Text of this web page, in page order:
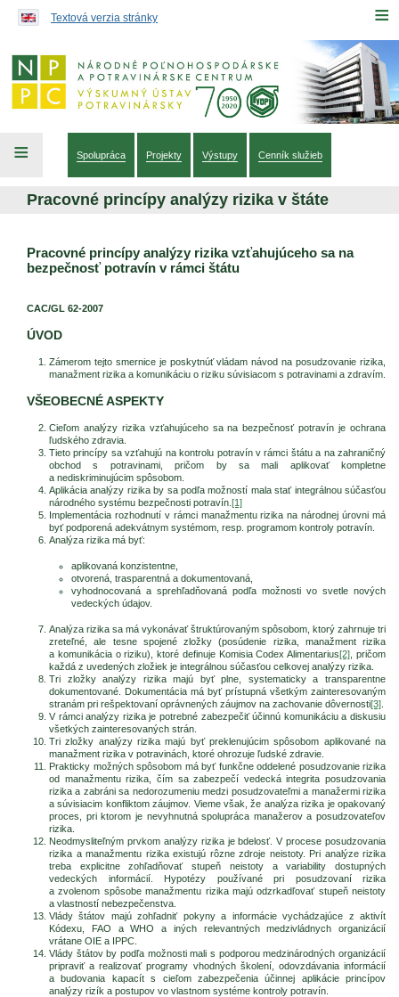
≡
Textová verzia stránky
≡ Spolupráca Projekty Výstupy Cenník služieb
Pracovné princípy analýzy rizika v štáte
Pracovné princípy analýzy rizika vzťahujúceho sa na
bezpečnosť potravín v rámci štátu
CAC/GL 62-2007
ÚVOD
Zámerom tejto smernice je poskytnúť vládam návod na posudzovanie rizika,
manažment rizika a komunikáciu o riziku súvisiacom s potravinami a zdravím.
VŠEOBECNÉ ASPEKTY
Cieľom analýzy rizika vzťahujúceho sa na bezpečnosť potravín je ochrana
ľudského zdravia.
Tieto princípy sa vzťahujú na kontrolu potravín v rámci štátu a na zahraničný
obchod s potravinami, pričom by sa mali aplikovať kompletne
a nediskriminujúcim spôsobom.
Aplikácia analýzy rizika by sa podľa možností mala stať integrálnou súčasťou
národného systému bezpečnosti potravín. [1]
Implementácia rozhodnutí v rámci manažmentu rizika na národnej úrovni má
byť podporená adekvátnym systémom, resp. programom kontroly potravín.
Analýza rizika má byť:
aplikovaná konzistentne,
otvorená, trasparentná a dokumentovaná,
vyhodnocovaná a sprehľadňovaná podľa možnosti vo svetle nových
vedeckých údajov.
Analýza rizika sa má vykonávať štruktúrovaným spôsobom, ktorý zahrnuje tri
zreteľné, ale tesne spojené zložky (posúdenie rizika, manažment rizika
a komunikácia o riziku), ktoré definuje Komisia Codex Alimentarius[2] , pričom
každá z uvedených zložiek je integrálnou súčasťou celkovej analýzy rizika.
Tri zložky analýzy rizika majú byť plne, systematicky a transparentne
dokumentované. Dokumentácia má byť prístupná všetkým zainteresovaným
stranám pri rešpektovaní oprávnených záujmov na zachovanie dôvernosti[3]
V rámci analýzy rizika je potrebné zabezpečiť účinnú komunikáciu a diskusiu
všetkých zainteresovaných strán.
Tri zložky analýzy rizika majú byť preklenujúcim spôsobom aplikované na
manažment rizika v potravinách, ktoré ohrozuje ľudské zdravie.
Prakticky možných spôsobom má byť funkčne oddelené posudzovanie rizika
od manažmentu rizika, čím sa zabezpečí vedecká integrita posudzovania
rizika a zabráni sa nedorozumeniu medzi posudzovateľmi a manažermi rizika
a súvisiacim konfliktom záujmov. Vieme však, že analýza rizika je opakovaný
proces, pri ktorom je nevyhnutná spolupráca manažerov a posudzovateľov
rizika.
Neodmysliteľným prvkom analýzy rizika je bdelosť. V procese posudzovania
rizika a manažmentu rizika existujú rôzne zdroje neistoty. Pri analýze rizika
treba explicitne zohľadňovať stupeň neistoty a variability dostupných
vedeckých informácií. Hypotézy používané pri posudzovaní rizika
a zvolenom spôsobe manažmentu rizika majú odzrkadľovať stupeň neistoty
a vlastností nebezpečenstva.
Vlády štátov majú zohľadniť pokyny a informácie vychádzajúce z aktivít
Kódexu, FAO a WHO a iných relevantných medzivládnych organizácií
vrátane OIE a IPPC.
Vlády štátov by podľa možnosti mali s podporou medzinárodných organizácií
pripraviť a realizovať programy vhodných školení, odovzdávania informácií
a budovania kapacít s cieľom zabezpečenia účinnej aplikácie princípov
analýzy rizík a postupov vo vlastnom systéme kontroly potravín.